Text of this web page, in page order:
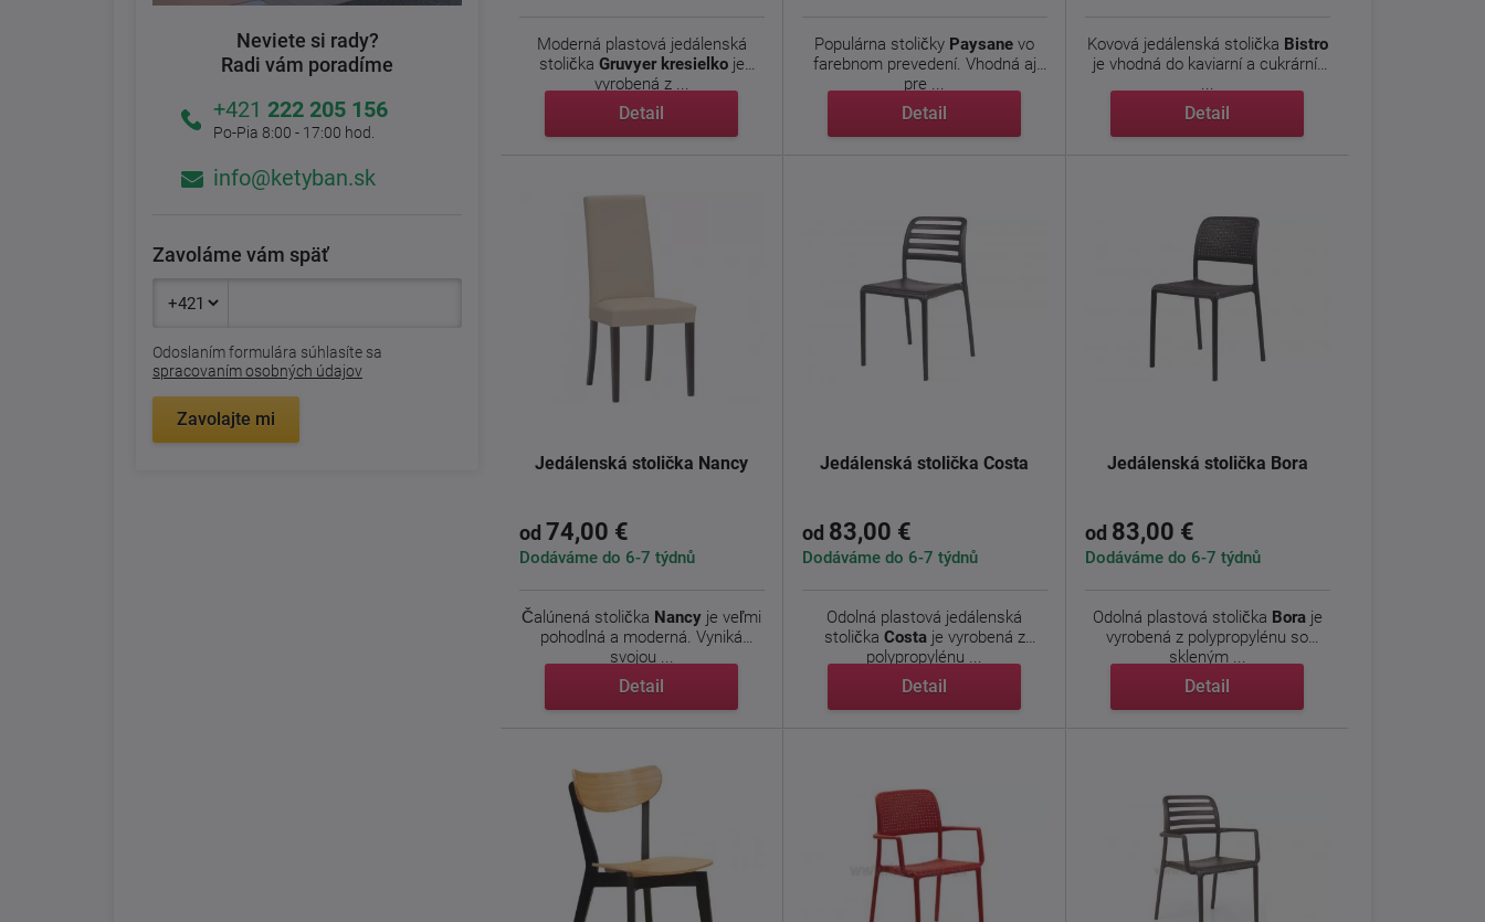
Neviete si rady?
Radi vám poradíme
+421 222 205 156
Po-Pia 8:00 - 17:00 hod.
info@ketyban.sk
Zavoláme vám späť
Odoslaním formulára súhlasíte sa
spracovaním osobných údajov
Zavolajte mi
Moderná plastová jedálenská
stolička Gruvyer kresielkoje
vyrobená z ...
Detail
Populárna stoličky Paysane vo
farebnom prevedení. Vhodná aj
pre ...
Detail
Kovová jedálenská stolička Bistro
je vhodná do kaviarní a cukrární.
...
Detail
Jedálenská stolička Nancy
od 74,00 €
Dodáváme do 6-7 týdnů
Čalúnená stolička Nancy je veľmi
pohodlná a moderná. Vyniká
svojou ...
Detail
Jedálenská stolička Costa
od 83,00 €
Dodáváme do 6-7 týdnů
Odolná plastová jedálenská
stolička Costaje vyrobená z
polypropylénu ...
Detail
Jedálenská stolička Bora
od 83,00 €
Dodáváme do 6-7 týdnů
Odolná plastová stolička Boraje
vyrobená z polypropylénu so
skleným ...
Detail